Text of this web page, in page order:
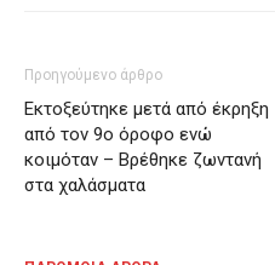
Προηγούμενο άρθρο
Εκτοξεύτηκε μετά από έκρηξη
από τον 9ο όροφο ενώ
κοιμόταν – Βρέθηκε ζωντανή
στα χαλάσματα